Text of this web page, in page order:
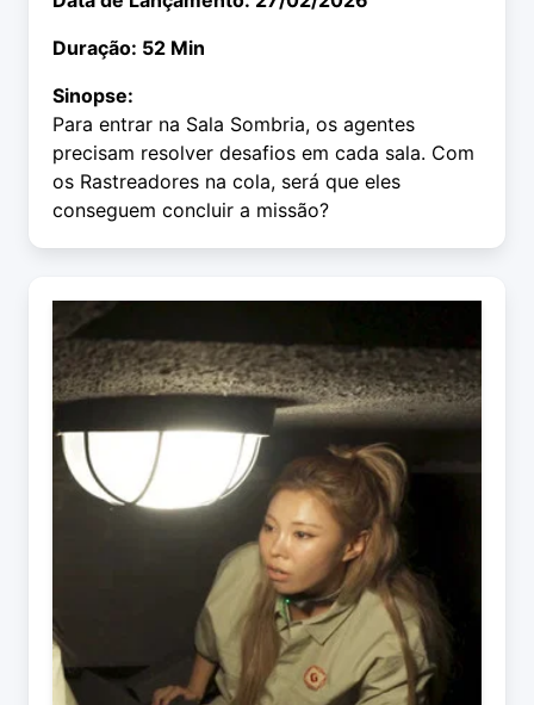
Duração: 52 Min
Sinopse:
Para entrar na Sala Sombria, os agentes
precisam resolver desafios em cada sala. Com
os Rastreadores na cola, será que eles
conseguem concluir a missão?